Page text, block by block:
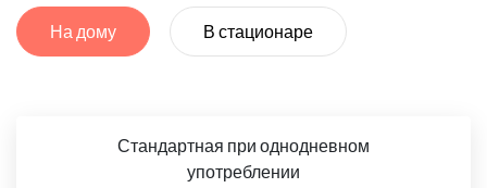
На дому В стационаре
Стандартная при однодневном
употреблении